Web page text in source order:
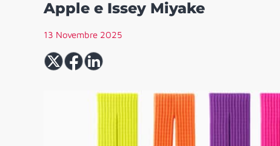
Apple e Issey Miyake
13 Novembre 2025